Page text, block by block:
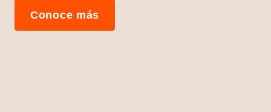
Conoce más